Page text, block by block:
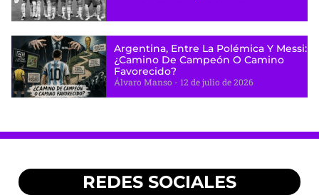
Argentina, Entre La Polémica Y Messi:
¿camino De Campeón O Camino
Favorecido?
Álvaro Manso 12 de julio de 2026
REDES SOCIALES